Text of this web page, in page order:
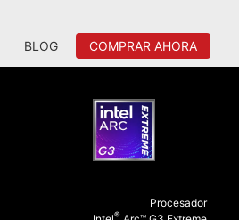
BLOG COMPRAR AHORA
Procesador
®